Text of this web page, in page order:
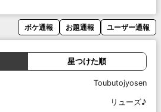
ボケ通報 お題通報 ユーザー通報
星つけた順
Toubutojyosen
リューズ♪